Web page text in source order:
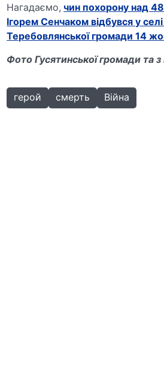
Нагадаємо, чин похорону над
Ігорем Сенчаком відбувся у
Теребовлянської громади 14
Фото Гусятинської громади та
герой смерть Війна